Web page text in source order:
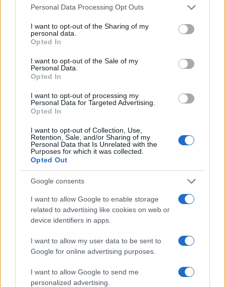
Please note that this website/app uses one or more Google
not limited to your visit or usage behaviour. You may click to
grant or deny consent to Google and its third-party tags to
use your data for below specified purposes in below Google
consent section.
Personal Data Processing Opt Outs
I want to opt-out of the Sharing of my
personal data.
Opted In
I want to opt-out of the Sale of my
Personal Data.
Opted In
I want to opt-out of processing my
Personal Data for Targeted Advertising.
Opted In
I want to opt-out of Collection, Use,
Retention, Sale, and/or Sharing of my
Personal Data that Is Unrelated with the
Purposes for which it was collected.
Opted Out
Google consents
I want to allow Google to enable storage
related to advertising like cookies on web or
device identifiers in apps.
I want to allow my user data to be sent to
Google for online advertising purposes.
I want to allow Google to send me
personalized advertising.
Continua a leggere
ALIMENTAZIONE